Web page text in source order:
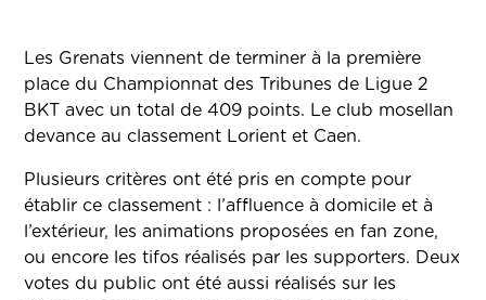
Les Grenats viennent de terminer à la première
place du Championnat des Tribunes de Ligue 2
BKT avec un total de 409 points. Le club mosellan
devance au classement Lorient et Caen.
Plusieurs critères ont été pris en compte pour
établir ce classement : l’affluence à domicile et à
l’extérieur, les animations proposées en fan zone,
ou encore les tifos réalisés par les supporters. Deux
votes du public ont été aussi réalisés sur les